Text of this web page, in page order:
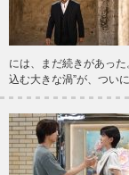
には、まだ続きがあっ
込む大きな渦”が、つい